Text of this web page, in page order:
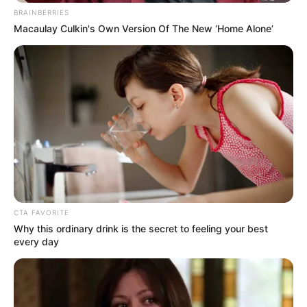
τεχνολογίας και αυτοματοποιημένων
συστημάτων ελέγχου, διασφαλίζεται υψηλή
ακρίβεια, σταθερή ποιότητα και βέλτιστη
απόδοση σε κάθε στάδιο παραγωγής.
Γιατί να επιλέξετε την ALSYK Hellas
Κορυφαία Brands
Η ALSYK Hellas συνεργάζεται με μερικούς από
τους μεγαλύτερους οίκους παγκοσμίως,
προσφέροντας κορυφαία συστήματα και
λύσεις: Schüco, VEKA, Reynaers, Alumil, Cadal,
Motion.
Πανελλαδικό Δίκτυο
BRAINBERRIES
Macaulay Culkin's Own Version Of The New ‘Home Alone’
CTA FAVORITE
Why this ordinary drink is the secret to feeling your best
every day